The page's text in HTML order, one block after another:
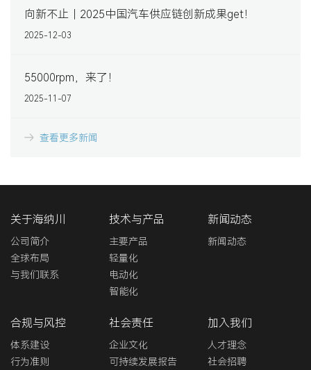
向新不止｜2025中国汽车供应链创新成果get！
2025-12-03
55000rpm，来了！
2025-11-07
查看更多新闻
关于海纳川
公司简介
全球布局
与我们联系
技术与产品
主要产品
轻量化
电动化
智能化
新闻动态
新闻动态
合规与风控
体系建设
行为准则
社会责任
企业文化
可持续发展报告
加入我们
人才理念
社会招聘